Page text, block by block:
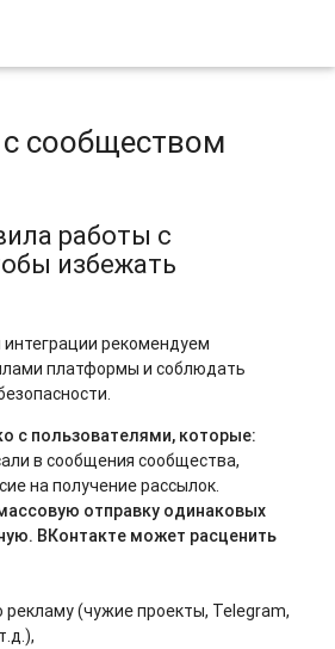
сообществом
работы с
избежать
рекомендуем
платформы и соблюдать
с пользователями, которые:
в сообщения сообщества,
на получение рассылок.
отправку одинаковых
ВКонтакте может расценить
(чужие проекты, Telegram,